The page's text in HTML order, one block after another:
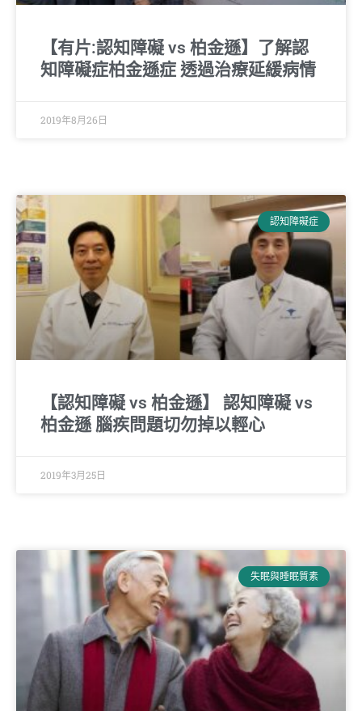
【有片:認知障礙 vs 柏金遜】了解認
知障礙症柏金遜症 透過治療延緩病情
2019年8月26日
認知障礙症
【認知障礙 vs 柏金遜】 認知障礙 vs
柏金遜 腦疾問題切勿掉以輕心
2019年3月25日
失眠與睡眠質素